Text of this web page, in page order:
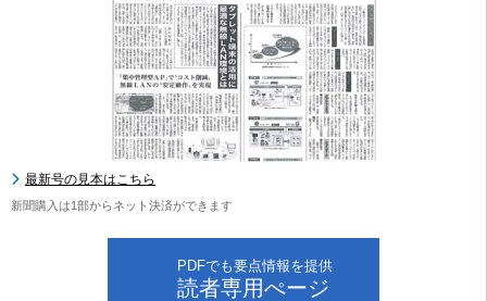
最新号の見本はこちら
新聞購入は1部からネット決済ができます
PDFでも要点情報を提供
読者専用ぺージ